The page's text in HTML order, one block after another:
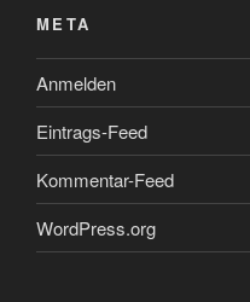
META
Anmelden
Eintrags-Feed
Kommentar-Feed
WordPress.org